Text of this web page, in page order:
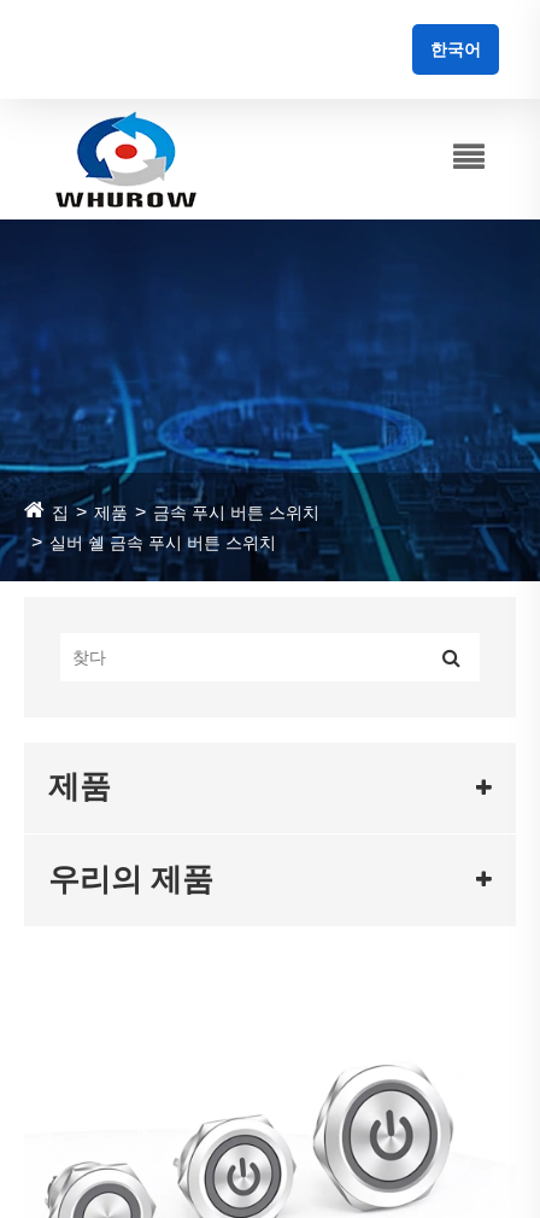
한국어
집 제품
금속 푸시 버튼 스위치
실버 쉘 금속 푸시 버튼 스위치
제품
우리의 제품